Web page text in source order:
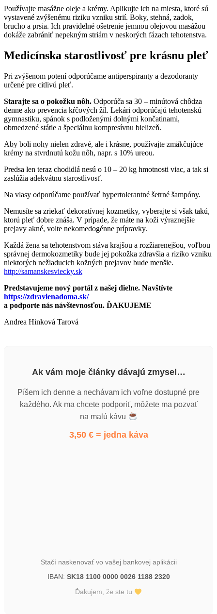
Používajte masážne oleje a krémy. Aplikujte ich na miesta, ktoré sú
vystavené zvýšenému riziku vzniku strií. Boky, stehná, zadok,
brucho a prsia. Ich pravidelné ošetrenie jemnou olejovou masážou
dokáže zabrániť nepekným striám v neskorých fázach tehotenstva.
Medicínska starostlivosť pre krásnu pleť
Pri zvýšenom potení odporúčame antiperspiranty a dezodoranty
určené pre citlivú pleť.
Starajte sa o pokožku nôh. Odporúča sa 30 – minútová chôdza
denne ako prevencia kŕčových žíl. Lekári odporúčajú tehotenskú
gymnastiku, spánok s podloženými dolnými končatinami,
obmedzené státie a špeciálnu kompresívnu bielizeň.
Aby boli nohy nielen zdravé, ale i krásne, používajte zmäkčujúce
krémy na stvrdnutú kožu nôh, napr. s 10% ureou.
Predsa len teraz chodidlá nesú o 10 – 20 kg hmotnosti viac, a tak si
zaslúžia adekvátnu starostlivosť.
Na vlasy odporúčame používať hypertolerantné šetrné šampóny.
Nemusíte sa zriekať dekoratívnej kozmetiky, vyberajte si však takú,
ktorú pleť dobre znáša. V prípade, že máte na koži výraznejšie
prejavy akné, volte nekomedogénne prípravky.
Každá žena sa tehotenstvom stáva krajšou a rozžiarenejšou, voľbou
správnej dermokozmetiky bude jej pokožka zdravšia a riziko vzniku
niektorých nežiaducich kožných prejavov bude menšie.
http://samanskesviecky.sk
Predstavujeme nový portál z našej dielne. Navštívte
https://zdravienadoma.sk/
a podporte nás návštevnosťou. ĎAKUJEME
Andrea Hinková Tarová
Ak vám moje články dávajú zmysel…
Píšem ich denne a nechávam ich voľne dostupné pre
každého. Ak ma chcete podporiť, môžete ma pozvať
na malú kávu
3,50 € = jedna káva
Stačí naskenovať vo vašej bankovej aplikácii
IBAN: SK18 1100 0000 0026 1188 2320
Ďakujem, že ste tu